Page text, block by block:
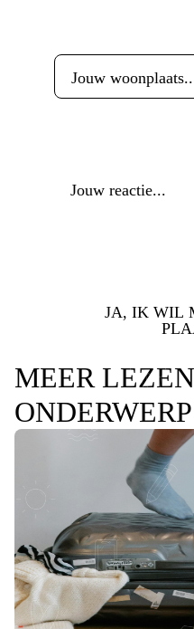
JA, IK WIL
MEER
ONDERWERP